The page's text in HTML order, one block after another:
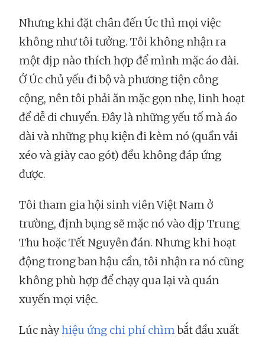
Nhưng khi đặt chân đến Úc thì mọi việc
không như tôi tưởng. Tôi không nhận ra
một dịp nào thích hợp để mình mặc áo dài.
Ở Úc chủ yếu đi bộ và phương tiện công
cộng, nên tôi phải ăn mặc gọn nhẹ, linh hoạt
để dễ di chuyển. Đây là những yếu tố mà áo
dài và những phụ kiện đi kèm nó (quần vải
xéo và giày cao gót) đều không đáp ứng
được.
Tôi tham gia hội sinh viên Việt Nam ở
trường, định bụng sẽ mặc nó vào dịp Trung
Thu hoặc Tết Nguyên đán. Nhưng khi hoạt
động trong ban hậu cần, tôi nhận ra nó cũng
không phù hợp để chạy qua lại và quán
xuyến mọi việc.
Lúc nàyhiệu ứng chi phí chìmbắt đầu xuất